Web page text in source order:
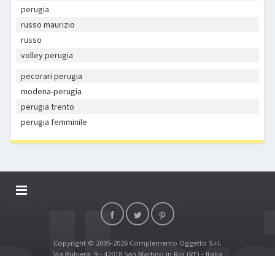
perugia
russo maurizio
russo
volley perugia
pecorari perugia
modena-perugia
perugia trento
perugia femminile
DALLARIVOLLEY SOSTIENE
TOP RICERCHECopyright © 2005-2026 Complemento Oggetto S.r.l.
Via Rubiera, 9 - 42018 San Martino in Rio (RE) - Italia